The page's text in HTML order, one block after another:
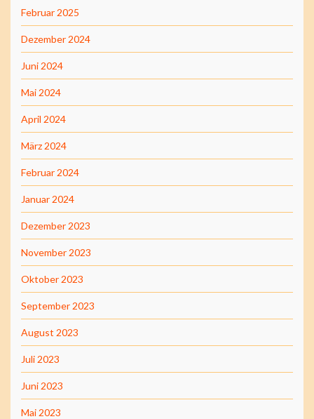
Februar 2025
Dezember 2024
Juni 2024
Mai 2024
April 2024
März 2024
Februar 2024
Januar 2024
Dezember 2023
November 2023
Oktober 2023
September 2023
August 2023
Juli 2023
Juni 2023
Mai 2023